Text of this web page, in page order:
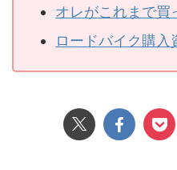
オレがこれまで買
ロードバイク購